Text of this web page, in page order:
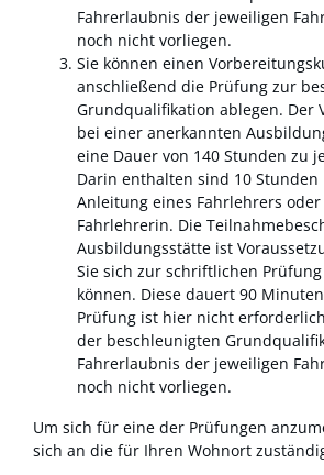
Fahrerlaubnis der jeweiligen
noch nicht vorliegen.
Sie können einen
anschließend die Prüfung zur
Grundqualifikation ablegen. Der
bei einer anerkannten
eine Dauer von 140 Stunden zu
Darin enthalten sind 10 Stunden
Anleitung eines Fahrlehrers
Fahrlehrerin. Die Teilnahmebe
Ausbildungsstätte ist Voraus
Sie sich zur schriftlichen
können. Diese dauert 90
Prüfung ist hier nicht
der beschleunigten
Fahrerlaubnis der jeweiligen
noch nicht vorliegen.
Um sich für eine der Prüfungen
sich an die für Ihren Wohnort